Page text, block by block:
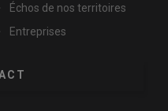
Échos de nos territoires
Entreprises